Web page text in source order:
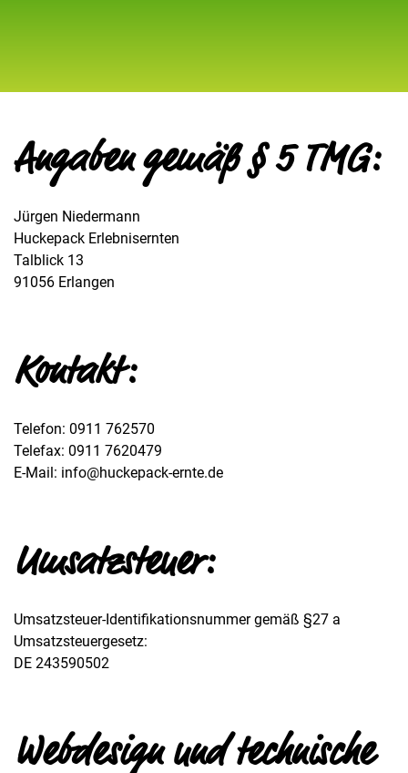
Angaben gemäß § 5 TMG:
Jürgen Niedermann
Huckepack Erlebnisernten
Talblick 13
91056 Erlangen
Kontakt:
Telefon: 0911 762570
Telefax: 0911 7620479
E-Mail: info@huckepack-ernte.de
Umsatzsteuer:
Umsatzsteuer-Identifikationsnummer gemäß §27 a
Umsatzsteuergesetz:
DE 243590502
Webdesign und technische